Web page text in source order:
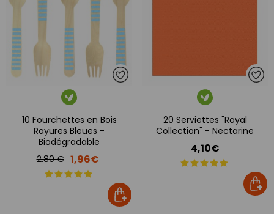
10 Fourchettes en Bois
Rayures Bleues -
Biodégradable
2.80 € 1,96€
20 Serviettes "Royal
Collection" - Nectarine
4,10€